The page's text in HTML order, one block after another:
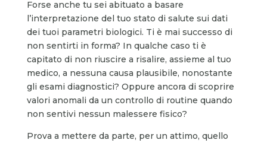
Forse anche tu sei abituato a basare
l’interpretazione del tuo stato di salute sui dati
dei tuoi parametri biologici. Ti è mai successo di
non sentirti in forma? In qualche caso ti è
capitato di non riuscire a risalire, assieme al tuo
medico, a nessuna causa plausibile, nonostante
gli esami diagnostici? Oppure ancora di scoprire
valori anomali da un controllo di routine quando
non sentivi nessun malessere fisico?
Prova a mettere da parte, per un attimo, quello